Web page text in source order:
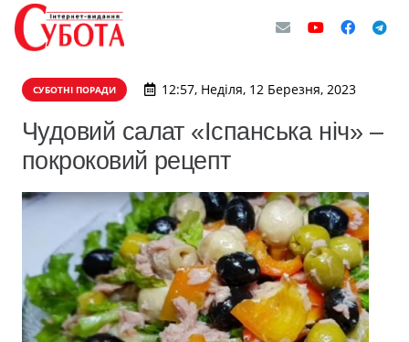
СУБОТНІ ПОРАДИ 12:57, Неділя, 12 Березня, 2023
Чудовий салат «Іспанська ніч» –
покроковий рецепт